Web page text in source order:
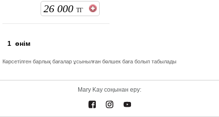
26 000 ТГ
1 өнім
Көрсетілген барлық бағалар ұсынылған бөлшек баға болып табылады
Mary Kay соңынан еру: